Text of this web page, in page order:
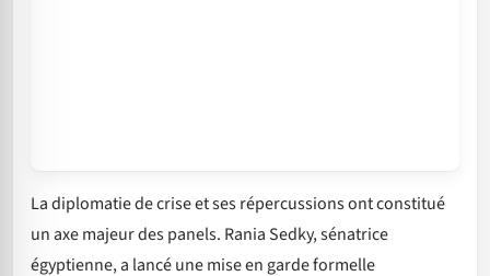
La diplomatie de crise et ses répercussions ont constitué
un axe majeur des panels. Rania Sedky, sénatrice
égyptienne, a lancé une mise en garde formelle